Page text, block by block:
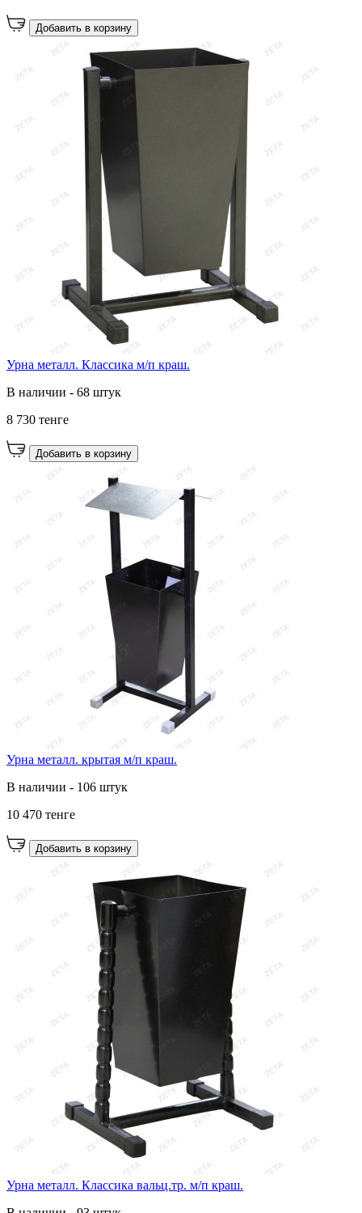
Добавить в корзину
Урна металл. Классика м/п краш.
В наличии - 68 штук
8 730 тенге
Добавить в корзину
Урна металл. крытая м/п краш.
В наличии - 106 штук
10 470 тенге
Добавить в корзину
Урна металл. Классика вальц.тр. м/п краш.